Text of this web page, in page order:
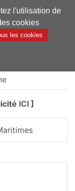
ICI]
l'utilisation de
cookies
les cookies